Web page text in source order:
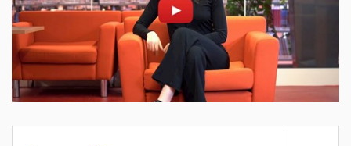
Povolit cookies a přehrát
Otevřít na youtube.com